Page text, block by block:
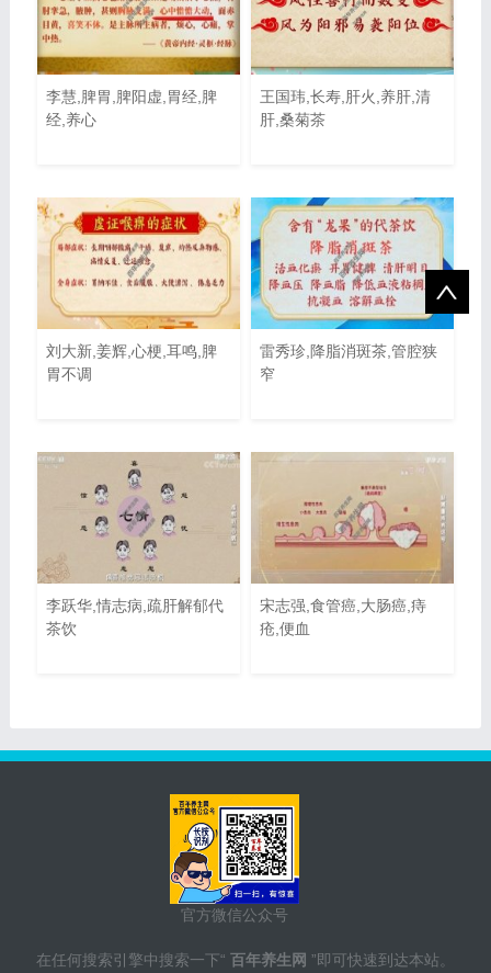
李慧,脾胃,脾阳虚,胃经,脾
经,养心
王国玮,长寿,肝火,养肝,清
肝,桑菊茶
刘大新,姜辉,心梗,耳鸣,脾
胃不调
雷秀珍,降脂消斑茶,管腔狭
窄
李跃华,情志病,疏肝解郁代
茶饮
宋志强,食管癌,大肠癌,痔
疮,便血
官方微信公众号
在任何搜索引擎中搜索一下“ 百年养生网 ”即可快速到达本站。